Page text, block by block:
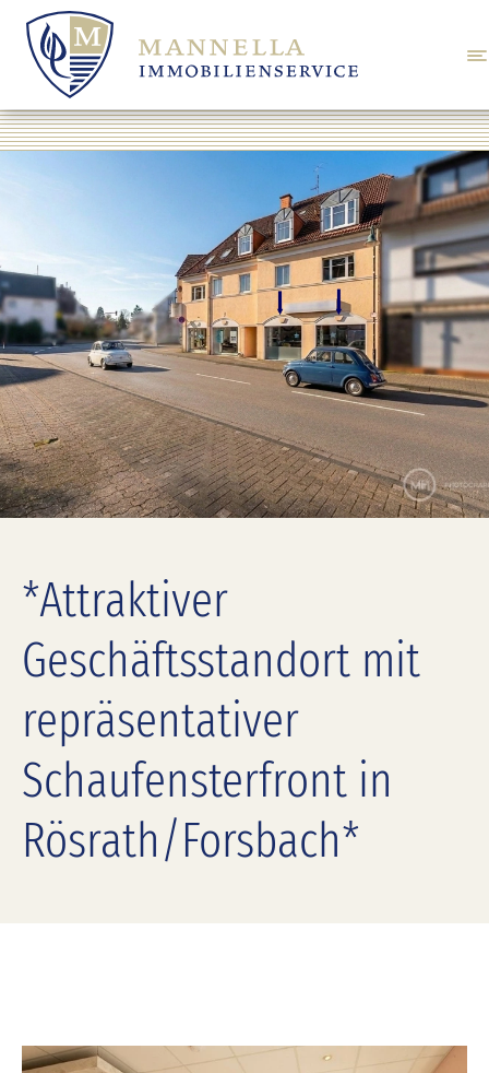
*Attraktiver
Geschäftsstandort mit
repräsentativer
Schaufensterfront in
Rösrath/Forsbach*